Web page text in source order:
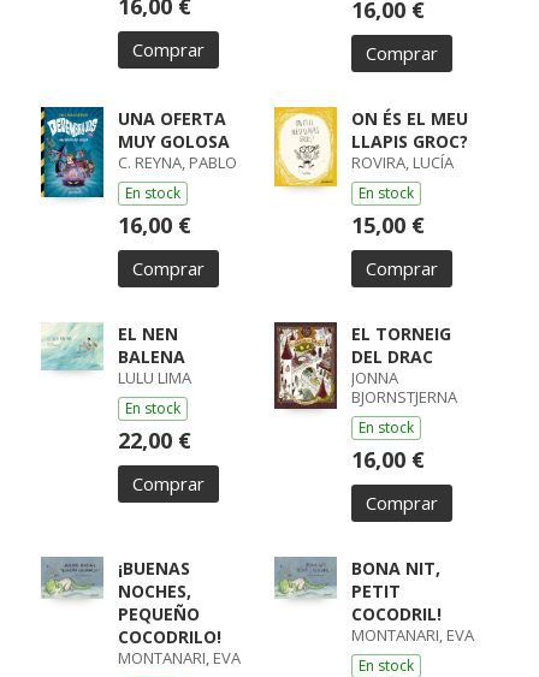
16,00 €
Comprar
16,00 €
Comprar
UNA OFERTA
MUY GOLOSA
C. REYNA, PABLO
En stock
16,00 €
Comprar
ON ÉS EL MEU
LLAPIS GROC?
ROVIRA, LUCÍA
En stock
15,00 €
Comprar
EL NEN
BALENA
LULU LIMA
En stock
22,00 €
Comprar
EL TORNEIG
DEL DRAC
JONNA
BJORNSTJERNA
En stock
16,00 €
Comprar
¡BUENAS
NOCHES,
PEQUEÑO
COCODRILO!
MONTANARI, EVA
BONA NIT,
PETIT
COCODRIL!
MONTANARI, EVA
En stock